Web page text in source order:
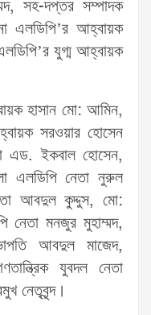
সহ-দপ্তর সম্পাদক
এলডিপি’র আহ্বায়ক
যুগ্ম আহ্বায়ক
হাসান মো: আমিন,
সরওয়ার হোসেন
এড. ইকবাল হোসেন,
এলডিপি নেতা নুরুল
আবদুল কুদ্দুস, মো:
নেতা মনজুর মুহাম্মদ,
আবদুল মাজেদ,
যুবদল নেতা
নেতৃবৃন্দ।